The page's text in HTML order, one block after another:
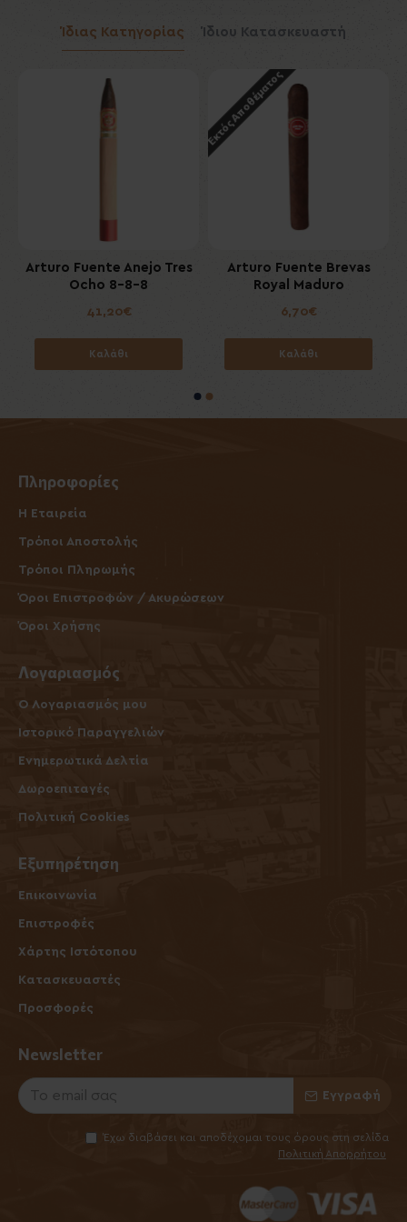
Ίδιας Κατηγορίας Ίδιου Κατασκευαστή
Arturo Fuente Anejo Tres
Ocho 8-8-8
41,20€
Καλάθι
Εκτός Αποθέματος
Arturo Fuente Brevas
Royal Maduro
6,70€
Καλάθι
Πληροφορίες
Η Εταιρεία
Τρόποι Αποστολής
Τρόποι Πληρωμής
Όροι Επιστροφών / Ακυρώσεων
Όροι Χρήσης
Λογαριασμός
O Λογαριασμός μου
Ιστορικό Παραγγελιών
Ενημερωτικά Δελτία
Δωροεπιταγές
Πολιτική Cookies
Εξυπηρέτηση
Επικοινωνία
Επιστροφές
Χάρτης Ιστότοπου
Κατασκευαστές
Προσφορές
Newsletter
Εγγραφή
Έχω διαβάσει και αποδέχομαι τους όρους στη σελίδα
Πολιτική Απορρήτου